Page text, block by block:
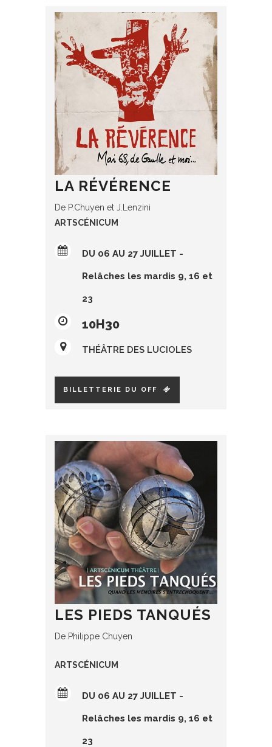
LA RÉVÉRENCE
De P.Chuyen et J.Lenzini
ARTSCÉNICUM
DU 06 AU 27 JUILLET -
Relâches les mardis 9, 16 et
23
10H30
THÉÂTRE DES LUCIOLES
BILLETTERIE DU OFF
LES PIEDS TANQUÉS
De Philippe Chuyen
ARTSCÉNICUM
DU 06 AU 27 JUILLET -
Relâches les mardis 9, 16 et
23